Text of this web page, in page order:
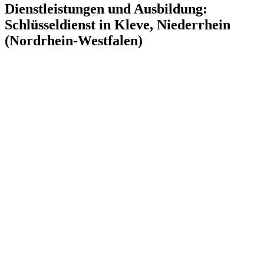
Dienstleistungen und Ausbildung:
Schlüsseldienst in Kleve, Niederrhein
(Nordrhein-Westfalen)